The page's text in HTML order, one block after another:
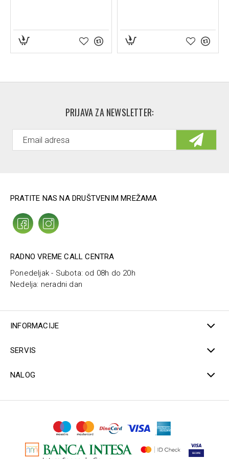
PRIJAVA ZA NEWSLETTER:
PRATITE NAS NA DRUŠTVENIM MREŽAMA
RADNO VREME CALL CENTRA
Ponedeljak - Subota: od 08h do 20h
Nedelja: neradni dan
INFORMACIJE
SERVIS
NALOG